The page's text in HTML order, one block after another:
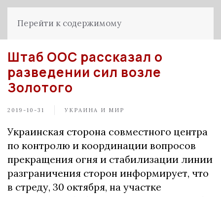
Перейти к содержимому
Штаб ООС рассказал о
разведении сил возле
Золотого
2019-10-31 УКРАИНА И МИР
Украинская сторона совместного центра
по контролю и координации вопросов
прекращения огня и стабилизации линии
разграничения сторон информирует, что
в стреду, 30 октября, на участке